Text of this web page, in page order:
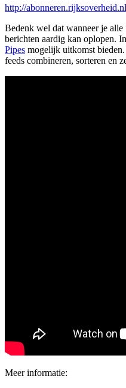
http://
Bedenk wel dat wanneer je alle
berichten aardig kan oplopen.
Pipes mogelijk uitkomst
feeds combineren, sorteren en
Meer informatie: